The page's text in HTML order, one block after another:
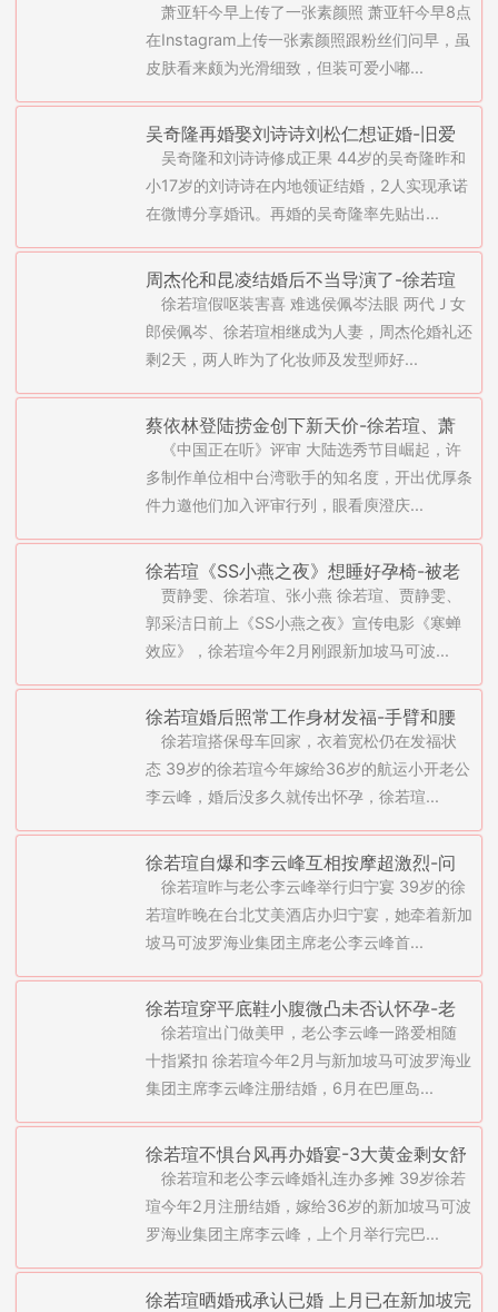
若瑄与江佩蓉合照被赞(图)
萧亚轩今早上传了一张素颜照 萧亚轩今早8点
在Instagram上传一张素颜照跟粉丝们问早，虽
皮肤看来颇为光滑细致，但装可爱小嘟...
吴奇隆再婚娶刘诗诗刘松仁想证婚-旧爱
蔡少芬冷对徐若瑄祝福(图)
吴奇隆和刘诗诗修成正果 44岁的吴奇隆昨和
小17岁的刘诗诗在内地领证结婚，2人实现承诺
在微博分享婚讯。再婚的吴奇隆率先贴出...
周杰伦和昆凌结婚后不当导演了-徐若瑄
装呕侯佩岑亏太假(图)
徐若瑄假呕装害喜 难逃侯佩岑法眼 两代Ｊ女
郎侯佩岑、徐若瑄相继成为人妻，周杰伦婚礼还
剩2天，两人昨为了化妆师及发型师好...
蔡依林登陆捞金创下新天价-徐若瑄、萧
亚轩难敌诱惑(图)
《中国正在听》评审 大陆选秀节目崛起，许
多制作单位相中台湾歌手的知名度，开出优厚条
件力邀他们加入评审行列，眼看庾澄庆...
徐若瑄《SS小燕之夜》想睡好孕椅-被老
公撞见泼辣发飙一幕(图)
贾静雯、徐若瑄、张小燕 徐若瑄、贾静雯、
郭采洁日前上《SS小燕之夜》宣传电影《寒蝉
效应》，徐若瑄今年2月刚跟新加坡马可波...
徐若瑄婚后照常工作身材发福-手臂和腰
围大了两码(图)
徐若瑄搭保母车回家，衣着宽松仍在发福状
态 39岁的徐若瑄今年嫁给36岁的航运小开老公
李云峰，婚后没多久就传出怀孕，徐若瑄...
徐若瑄自爆和李云峰互相按摩超激烈-问
怀孕老公紧张露端倪(图)
徐若瑄昨与老公李云峰举行归宁宴 39岁的徐
若瑄昨晚在台北艾美酒店办归宁宴，她牵着新加
坡马可波罗海业集团主席老公李云峰首...
徐若瑄穿平底鞋小腹微凸未否认怀孕-老
公李云峰细心照料(图)
徐若瑄出门做美甲，老公李云峰一路爱相随
十指紧扣 徐若瑄今年2月与新加坡马可波罗海业
集团主席李云峰注册结婚，6月在巴厘岛...
徐若瑄不惧台风再办婚宴-3大黄金剩女舒
淇、林志玲、林心如出席
徐若瑄和老公李云峰婚礼连办多摊 39岁徐若
瑄今年2月注册结婚，嫁给36岁的新加坡马可波
罗海业集团主席李云峰，上个月举行完巴...
徐若瑄晒婚戒承认已婚 上月已在新加坡完